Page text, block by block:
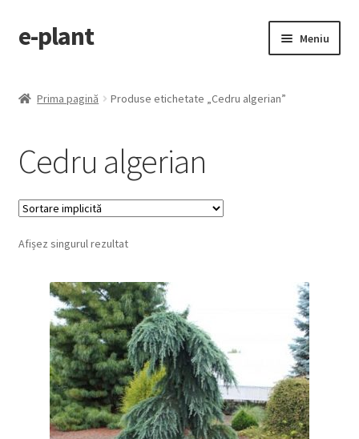
Sari
la
Sari
la
e-plant Meniu
Contact
Checkout
Prima pagină Produse etichetate „Cedru algerian”
Cedru algerian
Afișez singurul rezultat